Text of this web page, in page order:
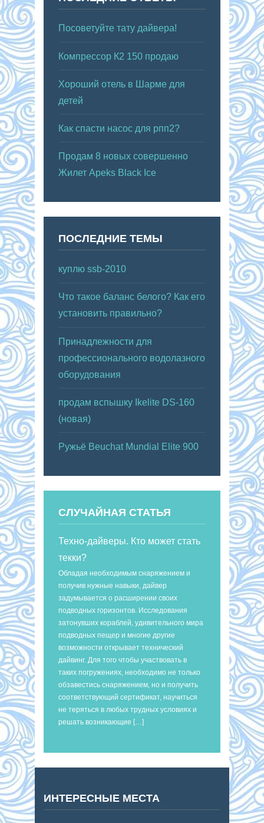
Посоветуйте тату дайвера!
Компрессор К2 150 продаю
Хороший отель в Шарме для
детей
Как спасти насос для рпп2?
Продам 8 новых совершенно
Жилет Apeks Black Ice
ПОСЛЕДНИЕ ТЕМЫ
куплю ssb-2010
Что такое баланс белого? Как его
установить правильно?
Принадлежности для
профессионального водолазного
оборудования
продам вспышку Ikelite DS-160
(новая)
Ружьё Beuchat Mundial Elite 900
СЛУЧАЙНАЯ СТАТЬЯ
Техно-дайверы. Кто может стать
текки?
Обладая необходимым снаряжением и
получив нужные навыки, дайвер
задумывается о расширении своих
подводных горизонтов. Исследования
затонувших кораблей, удивительного мира
подводных пещер и многие другие
возможности открывает технический
дайвинг. Для того чтобы участвовать в
таких погружениях, необходимо не только
обзавестись снаряжением, но и получить
соответствующий сертификат, научиться
не теряться в любых трудных условиях и
решать возникающие […]
ИНТЕРЕСНЫЕ МЕСТА